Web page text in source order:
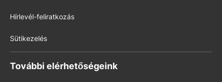
Hírlevél-feliratkozás
Sütikezelés
További elérhetőségeink